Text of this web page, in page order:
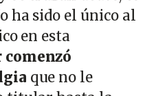
ha sido el único al
en esta
comenzó
que no le